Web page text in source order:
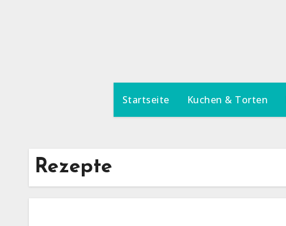
Startseite Kuchen & Torten
Rezepte